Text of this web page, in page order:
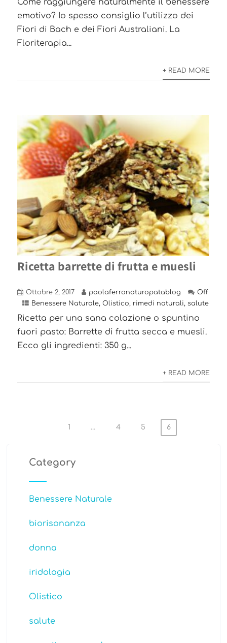
Come raggiungere naturalmente il benessere
emotivo? Io spesso consiglio l’utilizzo dei
Fiori di Bach e dei Fiori Australiani. La
Floriterapia...
+ READ MORE
Ricetta barrette di frutta e muesli
Ottobre 2, 2017 paolaferronaturopatablog
Off
Benessere Naturale,Olistico, rimedi naturali, salute
Ricetta per una sana colazione o spuntino
fuori pasto: Barrette di frutta secca e muesli.
Ecco gli ingredienti: 350 g...
+ READ MORE
degli
1 … 4 5 6
Category
Benessere Naturale
biorisonanza
donna
iridologia
Olistico
salute